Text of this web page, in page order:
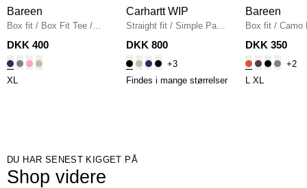
Bareen
Box fit / Box Fit Tee /
NAVY
DKK 400
XL
Carhartt WIP
Straight fit / Simple Pant
I020075 / BLACK
DKK 800
+3
Findes i mange størrelser
Bareen
Box fit / Camo
Fit T-shirt /
DKK 350
+2
XL
DU HAR SENEST KIGGET PÅ
Shop videre